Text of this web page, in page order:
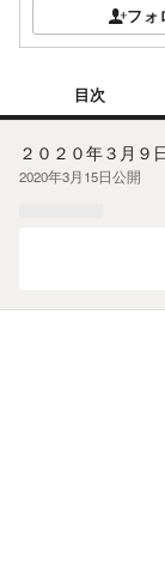
フォ
目次
２０２０年３月９
2020年3月15日公開